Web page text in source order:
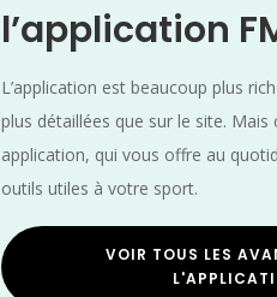
l’application
L’application est beaucoup plus
plus détaillées que sur le site. Mais
application, qui vous offre au
outils utiles à votre sport.
VOIR TOUS LES